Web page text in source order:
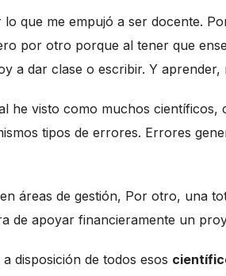
que me empujó a ser docente.
por otro porque al tener que
a dar clase o escribir. Y aprender,
he visto como muchos científicos,
tipos de errores. Errores
áreas de gestión, Por otro, una
de apoyar financieramente un
disposición de todos esos